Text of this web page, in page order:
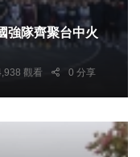
觀看 0 分享